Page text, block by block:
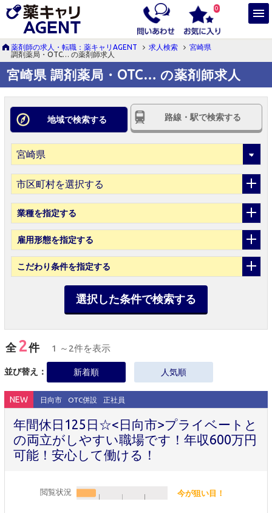
0
薬剤師の求人・転職：薬キャリAGENT 求人検索
宮崎県
調剤薬局・OTC… の薬剤師求人
宮崎県 調剤薬局・OTC… の薬剤師求人
地域で検索する 路線・駅で検索する
市区町村を選択する
業種を指定する
雇用形態を指定する
こだわり条件を指定する
選択した条件で検索する
全2件 1 ～2件を表示
並び替え： 新着順 人気順
NEW 日向市 OTC併設 正社員
年間休日125日☆<日向市>プライベートと
の両立がしやすい職場です！年収600万円
可能！安心して働ける！
閲覧状況 今が狙い目！